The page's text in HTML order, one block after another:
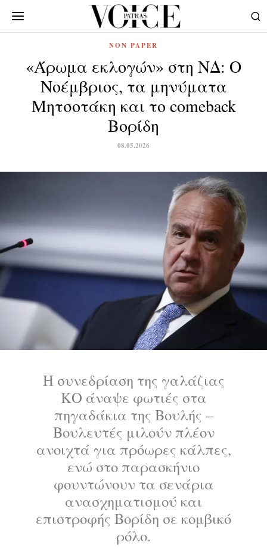
NON PAPER
«Άρωμα εκλογών» στη ΝΔ: Ο
Νοέμβριος, τα μηνύματα
Μητσοτάκη και το comeback
Βορίδη
08.05.2026
Η συνεδρίαση της γαλάζιας
ΚΟ άναψε φωτιές στα
πηγαδάκια της Βουλής –
Βουλευτές μιλούν πλέον
ανοιχτά για πρόωρες κάλπες,
ενώ στο παρασκήνιο
φουντώνουν τα σενάρια
ανασχηματισμού και
επιστροφής Βορίδη σε κομβικό
ρόλο.